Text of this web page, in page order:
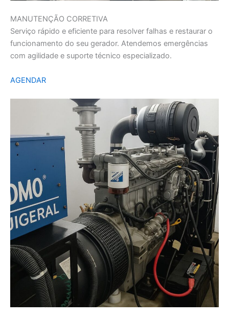
MANUTENÇÃO CORRETIVA
Serviço rápido e eficiente para resolver falhas e restaurar o
funcionamento do seu gerador. Atendemos emergências
com agilidade e suporte técnico especializado.
AGENDAR